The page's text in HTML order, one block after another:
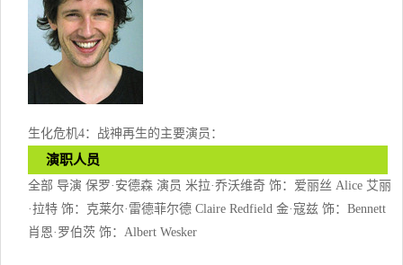
生化危机4：战神再生的主要演员：
演职人员
全部 导演 保罗·安德森 演员 米拉·乔沃维奇 饰：爱丽丝 Alice 艾丽
·拉特 饰：克莱尔·雷德菲尔德 Claire Redfield 金·寇兹 饰：Bennett
肖恩·罗伯茨 饰：Albert Wesker